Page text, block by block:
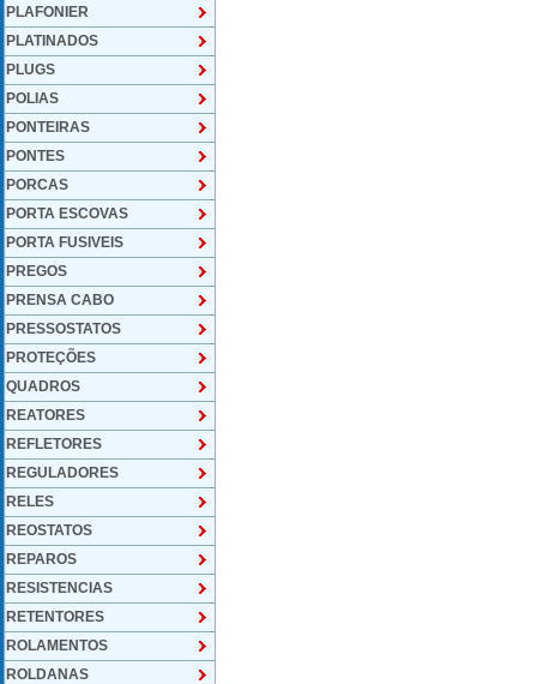
PLAFONIER
PLATINADOS
PLUGS
POLIAS
PONTEIRAS
PONTES
PORCAS
PORTA ESCOVAS
PORTA FUSIVEIS
PREGOS
PRENSA CABO
PRESSOSTATOS
PROTEÇÕES
QUADROS
REATORES
REFLETORES
REGULADORES
RELES
REOSTATOS
REPAROS
RESISTENCIAS
RETENTORES
ROLAMENTOS
ROLDANAS